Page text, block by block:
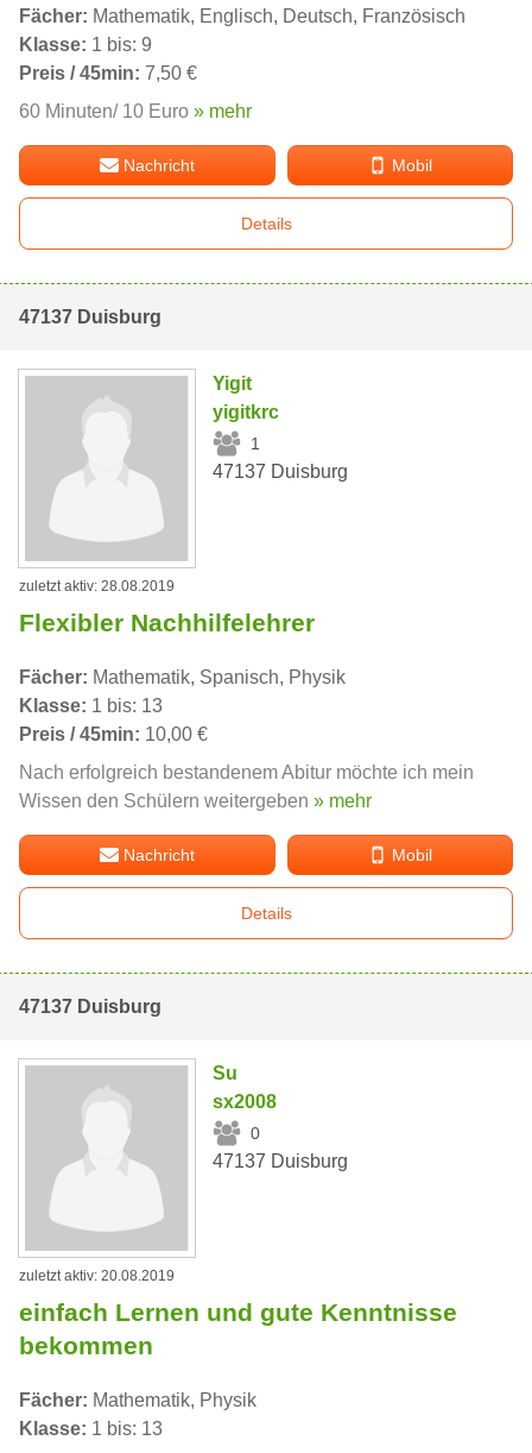
Fächer: Mathematik, Englisch, Deutsch, Französisch
Klasse: 1 bis: 9
Preis / 45min: 7,50 €
60 Minuten/ 10 Euro » mehr
Nachricht Mobil
Details
47137 Duisburg
Yigit
yigitkrc
1
47137 Duisburg
zuletzt aktiv: 28.08.2019
Flexibler Nachhilfelehrer
Fächer: Mathematik, Spanisch, Physik
Klasse: 1 bis: 13
Preis / 45min: 10,00 €
Nach erfolgreich bestandenem Abitur möchte ich mein
Wissen den Schülern weitergeben » mehr
Nachricht Mobil
Details
47137 Duisburg
Su
sx2008
0
47137 Duisburg
zuletzt aktiv: 20.08.2019
einfach Lernen und gute Kenntnisse
bekommen
Fächer: Mathematik, Physik
Klasse: 1 bis: 13